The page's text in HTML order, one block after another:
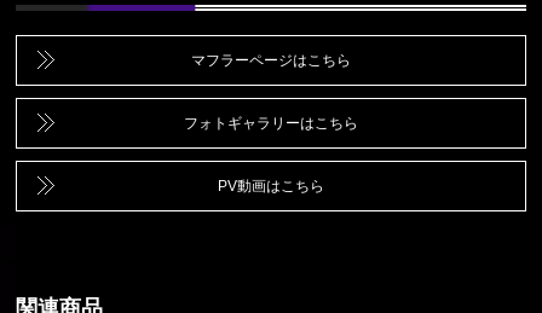
マフラーページはこちら
フォトギャラリーはこちら
PV動画はこちら
関連商品